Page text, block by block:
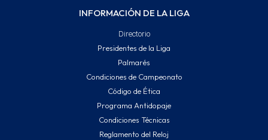
INFORMACIÓN DE LA LIGA
Directorio
Presidentes de la Liga
Palmarés
Condiciones de Campeonato
Código de Ética
Programa Antidopaje
Condiciones Técnicas
Reglamento del Reloj